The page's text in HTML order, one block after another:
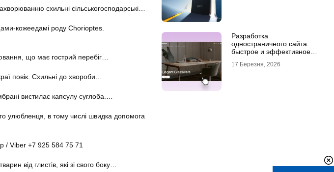
схильні сільськогосподарські…
кожеедамі роду Chorioptes.
що має гострий перебіг…
повік. Схильні до хвороби…
вистилає капсулу суглоба.…
улюбленця, в тому числі швидка допомога
/ Viber +7 925 584 75 71
від глистів, які зі свого боку…
Разработка
одностраничного сайта:
быстрое и эффективное
17 Березня, 2026